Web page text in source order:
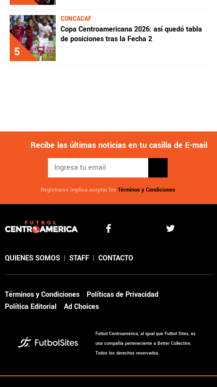
5
CONCACAF
Copa Centroamericana 2026: así quedó tabla
de posiciones tras la Fecha 2
Recibe las últimas noticias en tu casilla de E-mail
Registrarse implica aceptar los Términos y Condiciones
QUIENES SOMOS | STAFF | CONTACTO
Términos y Condiciones
Políticas de Privacidad
Política Editorial
Ad Choices
Fútbol Centroamérica, al igual que Futbol Sites, es
una compañía perteneciente a Better Collective.
Todos los derechos reservados.